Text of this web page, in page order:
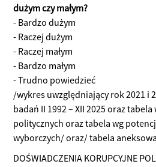
dużym czy małym?
- Bardzo dużym
- Raczej dużym
- Raczej małym
- Bardzo małym
- Trudno powiedzieć
/wykres uwzględniający rok 2021 i
badań II 1992 – XII 2025 oraz
politycznych oraz tabela wg
wyborczych/ oraz/ tabela
DOŚWIADCZENIA KORUPCYJNE